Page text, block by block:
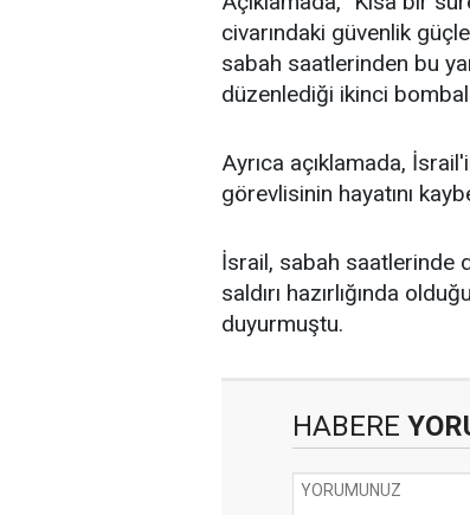
civarındaki güvenlik
sabah saatlerinden bu
düzenlediği ikinci
Ayrıca açıklamada,
görevlisinin hayatını
İsrail, sabah saatlerinde
saldırı hazırlığında
duyurmuştu.
HABERE